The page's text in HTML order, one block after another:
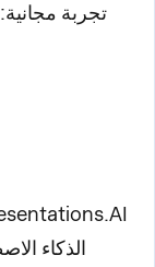
تجربة
الذكاء